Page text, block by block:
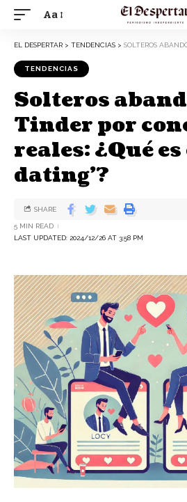
Aa
EL DESPERTAR > TENDENCIAS > SOLTEROS ABANDONAN TINDER
TENDENCIAS
Solteros
Tinder por
reales: ¿Qué es
dating’?
LAST UPDATED: 2024/12/26 AT 3:58 PM
5 MIN READ
SHARE